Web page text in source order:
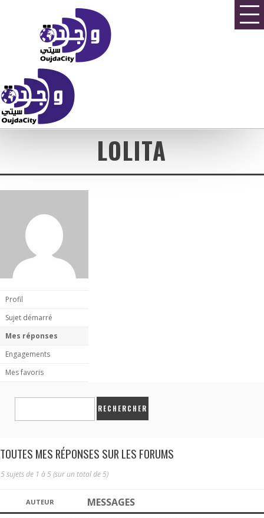
LOLITA
Profil
Sujet démarré
Mes réponses
Engagements
Mes favoris
TOUTES MES RÉPONSES SUR LES FORUMS
5 sujets de 1 à 5 (sur un total de 5)
AUTEUR MESSAGES